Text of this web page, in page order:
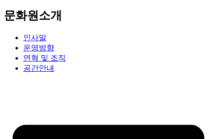
문화원소개
인사말
운영방향
연혁 및 조직
공간안내